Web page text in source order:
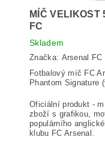
MÍČ VELIKOST
FC
Skladem
Značka: Arsenal FC
Fotbalový míč FC
Phantom Signature
Oficiální produkt -
zboží s grafikou,
populárního
klubu FC Arsenal.